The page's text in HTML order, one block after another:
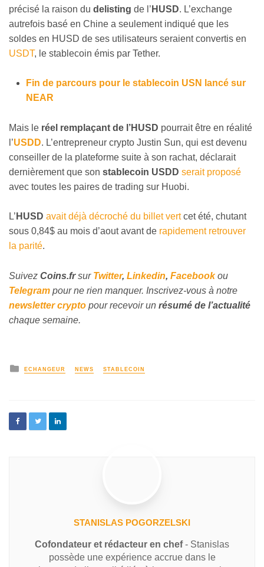
précisé la raison du delisting de l’ HUSD. L’exchange
autrefois basé en Chine a seulement indiqué que les
soldes en HUSD de ses utilisateurs seraient convertis en
USDT, le stablecoin émis par Tether.
Fin de parcours pour le stablecoin USN lancé sur
NEAR
Mais le réel remplaçant de l’HUSD pourrait être en réalité
l’USDD. L’entrepreneur crypto Justin Sun, qui est devenu
conseiller de la plateforme suite à son rachat, déclarait
dernièrement que son stablecoin USDD serait proposé
avec toutes les paires de trading sur Huobi.
L’ HUSD avait déjà décroché du billet vertcet été, chutant
sous 0,84$ au mois d’aout avant de rapidement retrouver
la parité.
Suivez Coins.frsur Twitter, Linkedin, Facebookou
Telegram pour ne rien manquer. Inscrivez-vous à notre
newsletter crypto pour recevoir un résumé de l’actualité
chaque semaine.
ECHANGEUR NEWS STABLECOIN
STANISLAS POGORZELSKI
Cofondateur et rédacteur en chef- Stanislas
possède une expérience accrue dans le